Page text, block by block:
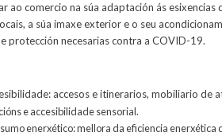
ao comercio na súa adaptación ás
a súa imaxe exterior e o seu
protección necesarias contra a COVID-19.
accesos e itinerarios, mobiliario de
e accesibilidade sensorial.
enerxético: mellora da eficiencia enerxética